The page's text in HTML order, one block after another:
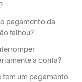
pagamento da
falhou?
a conta?
tem um pagamento